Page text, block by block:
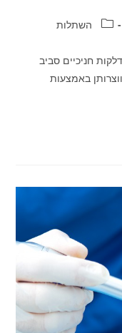
השתלות
חניכיים סביב
באמצעות